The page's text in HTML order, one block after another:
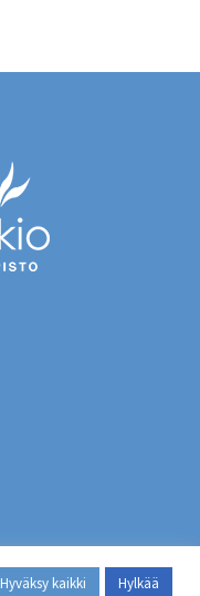
Hyväksy kaikki Hylkää